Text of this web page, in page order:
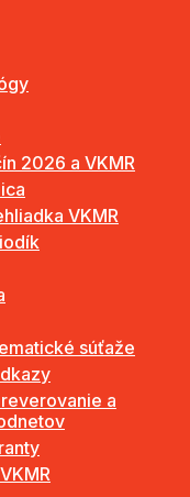
2026 a VKMR
VKMR
súťaže
a